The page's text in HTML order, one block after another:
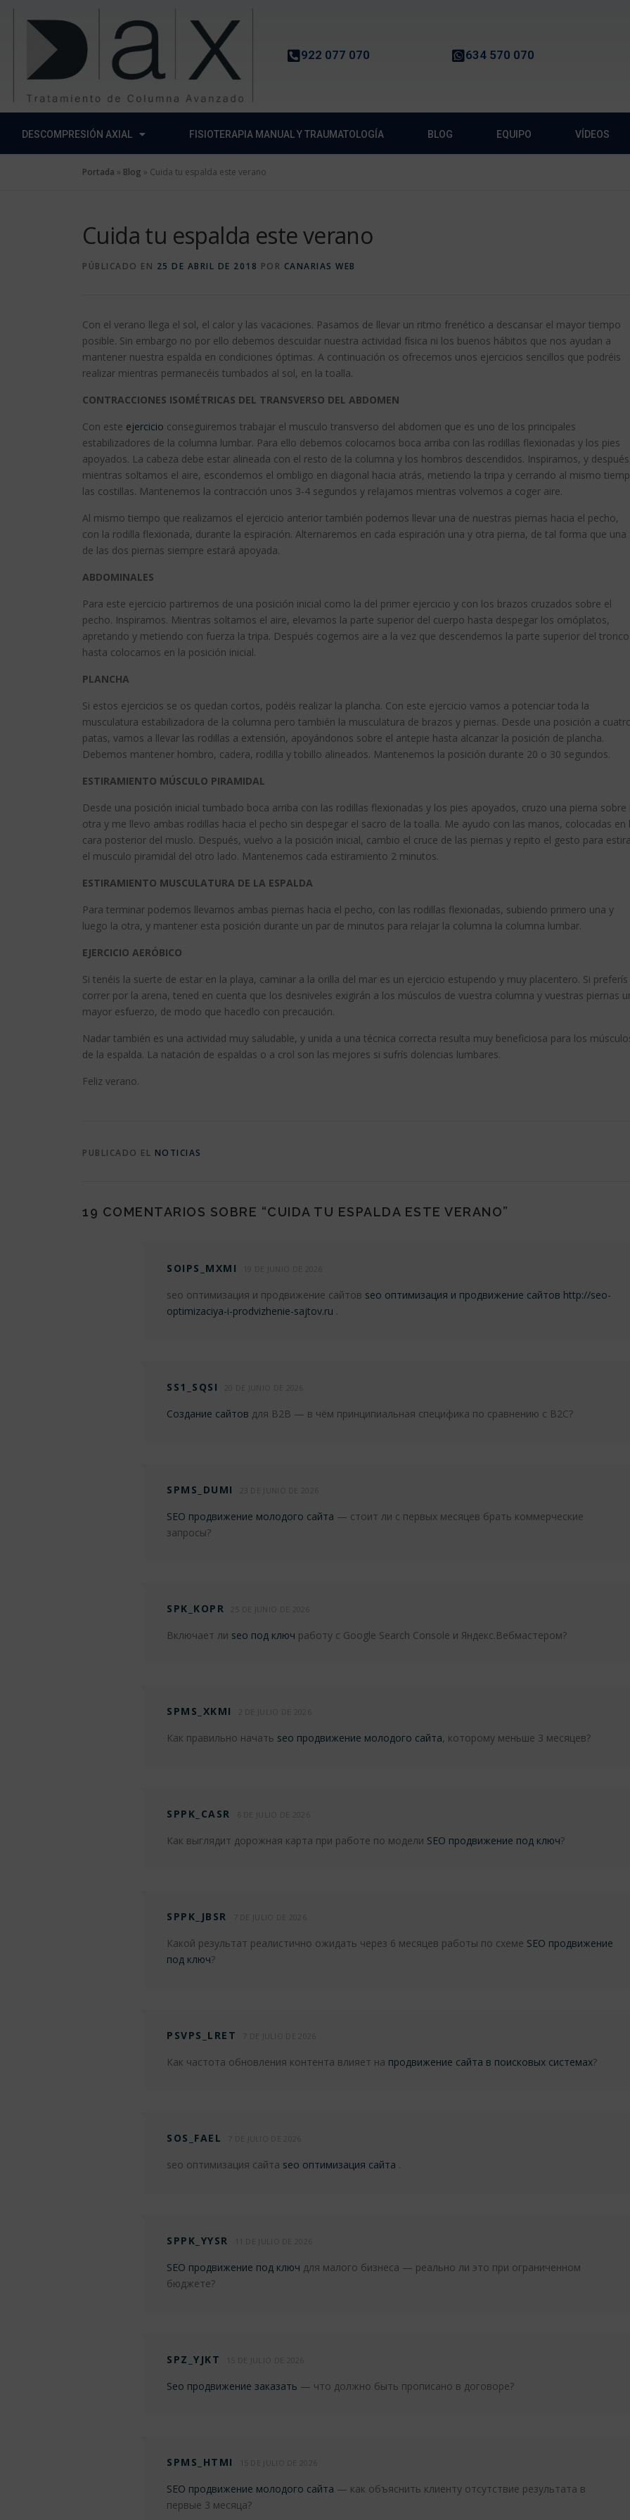
contenido
922 077 070 634 570 070
DESCOMPRESIÓN AXIAL FISIOTERAPIA MANUAL Y TRAUMATOLOGÍA BLOG EQUIPO VÍDEOS
Portada » Blog » Cuida tu espalda este verano
Cuida tu espalda este verano
PÚBLICADO EN 25 DE ABRIL DE 2018 POR CANARIAS WEB
Con el verano llega el sol, el calor y las vacaciones. Pasamos de llevar un ritmo frenético a descansar el mayor tiempo
posible. Sin embargo no por ello debemos descuidar nuestra actividad física ni los buenos hábitos que nos ayudan a
mantener nuestra espalda en condiciones óptimas. A continuación os ofrecemos unos ejercicios sencillos que podréis
realizar mientras permanecéis tumbados al sol, en la toalla.
CONTRACCIONES ISOMÉTRICAS DEL TRANSVERSO DEL ABDOMEN
Con este ejercicio conseguiremos trabajar el musculo transverso del abdomen que es uno de los principales
estabilizadores de la columna lumbar. Para ello debemos colocarnos boca arriba con las rodillas flexionadas y los pies
apoyados. La cabeza debe estar alineada con el resto de la columna y los hombros descendidos. Inspiramos, y
mientras soltamos el aire, escondemos el ombligo en diagonal hacia atrás, metiendo la tripa y cerrando al mismo
las costillas. Mantenemos la contracción unos 3-4 segundos y relajamos mientras volvemos a coger aire.
Al mismo tiempo que realizamos el ejercicio anterior también podemos llevar una de nuestras piernas hacia el pecho,
con la rodilla flexionada, durante la espiración. Alternaremos en cada espiración una y otra pierna, de tal forma que una
de las dos piernas siempre estará apoyada.
ABDOMINALES
Para este ejercicio partiremos de una posición inicial como la del primer ejercicio y con los brazos cruzados sobre el
pecho. Inspiramos. Mientras soltamos el aire, elevamos la parte superior del cuerpo hasta despegar los omóplatos,
apretando y metiendo con fuerza la tripa. Después cogemos aire a la vez que descendemos la parte superior del tronco
hasta colocarnos en la posición inicial.
PLANCHA
Si estos ejercicios se os quedan cortos, podéis realizar la plancha. Con este ejercicio vamos a potenciar toda la
musculatura estabilizadora de la columna pero también la musculatura de brazos y piernas. Desde una posición a
patas, vamos a llevar las rodillas a extensión, apoyándonos sobre el antepie hasta alcanzar la posición de plancha.
Debemos mantener hombro, cadera, rodilla y tobillo alineados. Mantenemos la posición durante 20 o 30 segundos.
ESTIRAMIENTO MÚSCULO PIRAMIDAL
Desde una posición inicial tumbado boca arriba con las rodillas flexionadas y los pies apoyados, cruzo una pierna sobre
otra y me llevo ambas rodillas hacia el pecho sin despegar el sacro de la toalla. Me ayudo con las manos, colocadas en
cara posterior del muslo. Después, vuelvo a la posición inicial, cambio el cruce de las piernas y repito el gesto para
el musculo piramidal del otro lado. Mantenemos cada estiramiento 2 minutos.
ESTIRAMIENTO MUSCULATURA DE LA ESPALDA
Para terminar podemos llevarnos ambas piernas hacia el pecho, con las rodillas flexionadas, subiendo primero una y
luego la otra, y mantener esta posición durante un par de minutos para relajar la columna la columna lumbar.
EJERCICIO AERÓBICO
Si tenéis la suerte de estar en la playa, caminar a la orilla del mar es un ejercicio estupendo y muy placentero. Si preferís
correr por la arena, tened en cuenta que los desniveles exigirán a los músculos de vuestra columna y vuestras piernas
mayor esfuerzo, de modo que hacedlo con precaución.
Nadar también es una actividad muy saludable, y unida a una técnica correcta resulta muy beneficiosa para los
de la espalda. La natación de espaldas o a crol son las mejores si sufrís dolencias lumbares.
Feliz verano.
PUBLICADO EL NOTICIAS
19 COMENTARIOS SOBRE “CUIDA TU ESPALDA ESTE VERANO”
SOIPS_MXMI
seo оптимизация и продвижение сайтов seo оптимизация и продвижение сайтов http://seo-
optimizaciya-i-prodvizhenie-sajtov.ru .
SS1_SQSI
Создание сайтов для B2B — в чём принципиальная специфика по сравнению с B2C?
SPMS_DUMI
SEO продвижение молодого сайта — стоит ли с первых месяцев брать коммерческие
запросы?
SPK_KOPR
Включает ли seo под ключ работу с Google Search Console и Яндекс.Вебмастером?
SPMS_XKMI
Как правильно начать seo продвижение молодого сайта, которому меньше 3 месяцев?
SPPK_CASR
Как выглядит дорожная карта при работе по модели SEO продвижение под ключ?
SPPK_JBSR
Какой результат реалистично ожидать через 6 месяцев работы по схеме SEO продвижение
под ключ?
PSVPS_LRET
Как частота обновления контента влияет на продвижение сайта в поисковых системах?
SOS_FAEL
seo оптимизация сайта seo оптимизация сайта .
SPPK_YYSR
SEO продвижение под ключ для малого бизнеса — реально ли это при ограниченном
бюджете?
SPZ_YJKT
Seo продвижение заказать — что должно быть прописано в договоре?
SPMS_HTMI
SEO продвижение молодого сайта — как объяснить клиенту отсутствие результата в
первые 3 месяца?